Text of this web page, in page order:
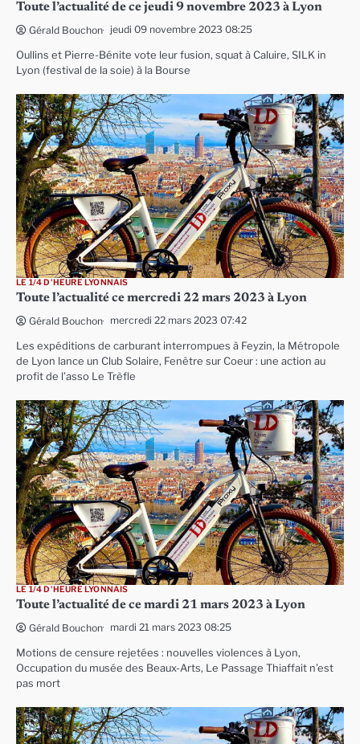
Toute l’actualité de ce jeudi 9 novembre 2023 à Lyon
Gérald Bouchon jeudi 09 novembre 2023 08:25
Oullins et Pierre-Bénite vote leur fusion, squat à Caluire, SILK in
Lyon (festival de la soie) à la Bourse
LE 1/4 D'HEURE LYONNAIS
Toute l’actualité ce mercredi 22 mars 2023 à Lyon
Gérald Bouchon mercredi 22 mars 2023 07:42
Les expéditions de carburant interrompues à Feyzin, la Métropole
de Lyon lance un Club Solaire, Fenêtre sur Coeur : une action au
profit de l’asso Le Trèfle
LE 1/4 D'HEURE LYONNAIS
Toute l’actualité de ce mardi 21 mars 2023 à Lyon
Gérald Bouchon mardi 21 mars 2023 08:25
Motions de censure rejetées : nouvelles violences à Lyon,
Occupation du musée des Beaux-Arts, Le Passage Thiaffait n’est
pas mort